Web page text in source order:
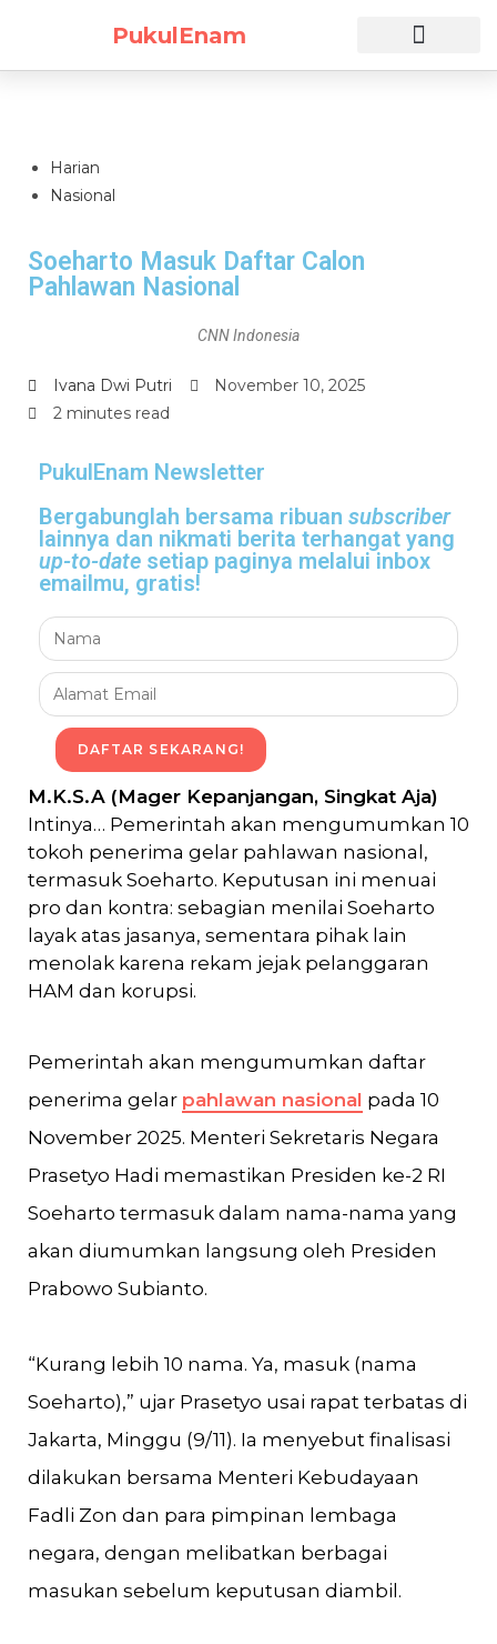
PukulEnam
Harian
Nasional
Soeharto Masuk Daftar Calon
Pahlawan Nasional
CNN Indonesia
Ivana Dwi Putri
November 10, 2025
2 minutes read
PukulEnam Newsletter
Bergabunglah bersama ribuan subscriber
lainnya dan nikmati berita terhangat yang
up-to-date setiap paginya melalui inbox
emailmu, gratis!
DAFTAR SEKARANG!
M.K.S.A (Mager Kepanjangan, Singkat Aja)
Intinya… Pemerintah akan mengumumkan 10
tokoh penerima gelar pahlawan nasional,
termasuk Soeharto. Keputusan ini menuai
pro dan kontra: sebagian menilai Soeharto
layak atas jasanya, sementara pihak lain
menolak karena rekam jejak pelanggaran
HAM dan korupsi.
Pemerintah akan mengumumkan daftar
penerima gelar pahlawan nasional pada 10
November 2025. Menteri Sekretaris Negara
Prasetyo Hadi memastikan Presiden ke-2 RI
Soeharto termasuk dalam nama-nama yang
akan diumumkan langsung oleh Presiden
Prabowo Subianto.
“Kurang lebih 10 nama. Ya, masuk (nama
Soeharto),” ujar Prasetyo usai rapat terbatas di
Jakarta, Minggu (9/11). Ia menyebut finalisasi
dilakukan bersama Menteri Kebudayaan
Fadli Zon dan para pimpinan lembaga
negara, dengan melibatkan berbagai
masukan sebelum keputusan diambil.